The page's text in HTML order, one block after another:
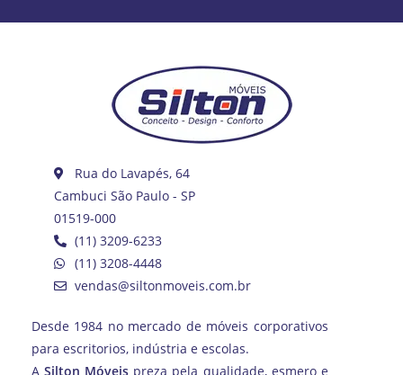
Rua do Lavapés, 64
Cambuci São Paulo - SP
01519-000
(11) 3209-6233
(11) 3208-4448
vendas@siltonmoveis.com.br
Desde 1984 no mercado de móveis corporativos
para escritorios, indústria e escolas.
ASilton Móveis preza pela qualidade, esmero e